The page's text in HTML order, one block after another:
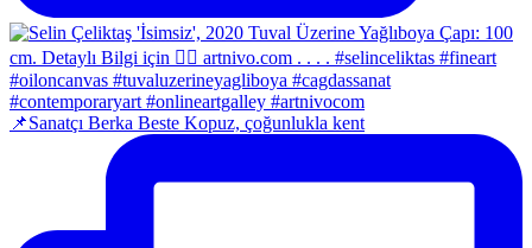
📌Sanatçı Berka Beste Kopuz, çoğunlukla kent